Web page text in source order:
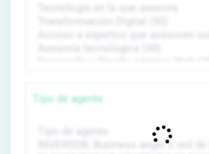
Tipo de agente